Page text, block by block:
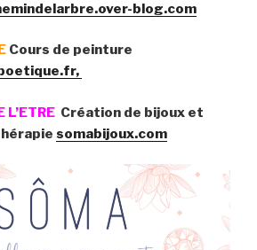
blog.com
Cours de peinture
L’ETRE Création de bijoux et
somabijoux.com